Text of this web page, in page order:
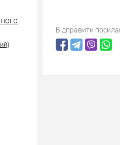
Відправити